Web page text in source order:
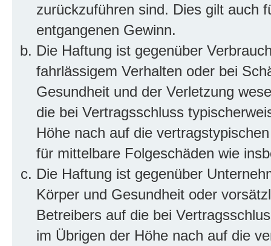
zurückzuführen sind. Dies gilt auch
entgangenen Gewinn.
Die Haftung ist gegenüber
fahrlässigem Verhalten oder bei
Gesundheit und der Verletzung
die bei Vertragsschluss
Höhe nach auf die
für mittelbare Folgeschäden wie
Die Haftung ist gegenüber
Körper und Gesundheit oder
Betreibers auf die bei
im Übrigen der Höhe nach auf die